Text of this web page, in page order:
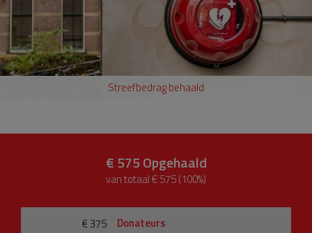
Streefbedrag behaald
€ 575Opgehaald
van totaal € 575 (100%)
€ 375
Donateurs